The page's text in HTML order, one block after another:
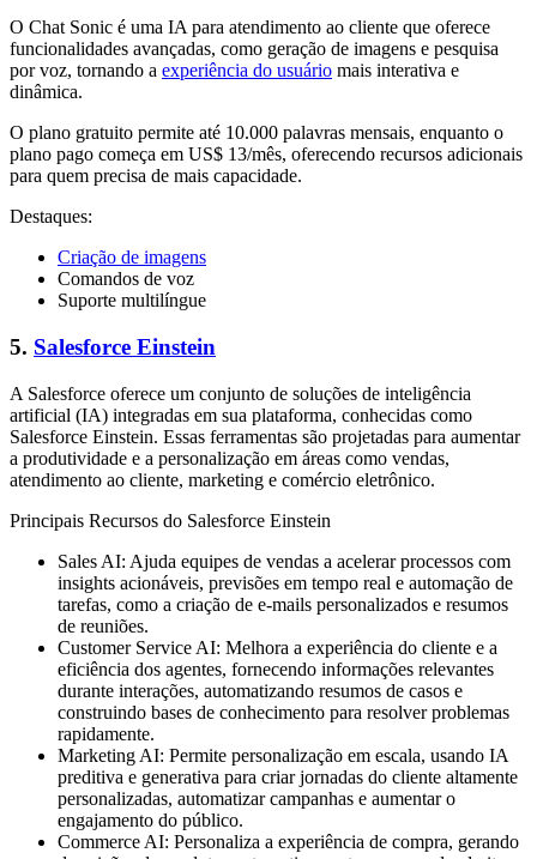
O Chat Sonic é uma IA para atendimento ao cliente que oferece
funcionalidades avançadas, como geração de imagens e pesquisa
por voz, tornando a experiência do usuário mais interativa e
dinâmica.
O plano gratuito permite até 10.000 palavras mensais, enquanto o
plano pago começa em US$ 13/mês, oferecendo recursos adicionais
para quem precisa de mais capacidade.
Destaques:
Criação de imagens
Comandos de voz
Suporte multilíngue
5. Salesforce Einstein
A Salesforce oferece um conjunto de soluções de inteligência
artificial (IA) integradas em sua plataforma, conhecidas como
Salesforce Einstein. Essas ferramentas são projetadas para aumentar
a produtividade e a personalização em áreas como vendas,
atendimento ao cliente, marketing e comércio eletrônico.
Principais Recursos do Salesforce Einstein
Sales AI: Ajuda equipes de vendas a acelerar processos com
insights acionáveis, previsões em tempo real e automação de
tarefas, como a criação de e-mails personalizados e resumos
de reuniões.
Customer Service AI: Melhora a experiência do cliente e a
eficiência dos agentes, fornecendo informações relevantes
durante interações, automatizando resumos de casos e
construindo bases de conhecimento para resolver problemas
rapidamente.
Marketing AI: Permite personalização em escala, usando IA
preditiva e generativa para criar jornadas do cliente altamente
personalizadas, automatizar campanhas e aumentar o
engajamento do público.
Commerce AI: Personaliza a experiência de compra, gerando